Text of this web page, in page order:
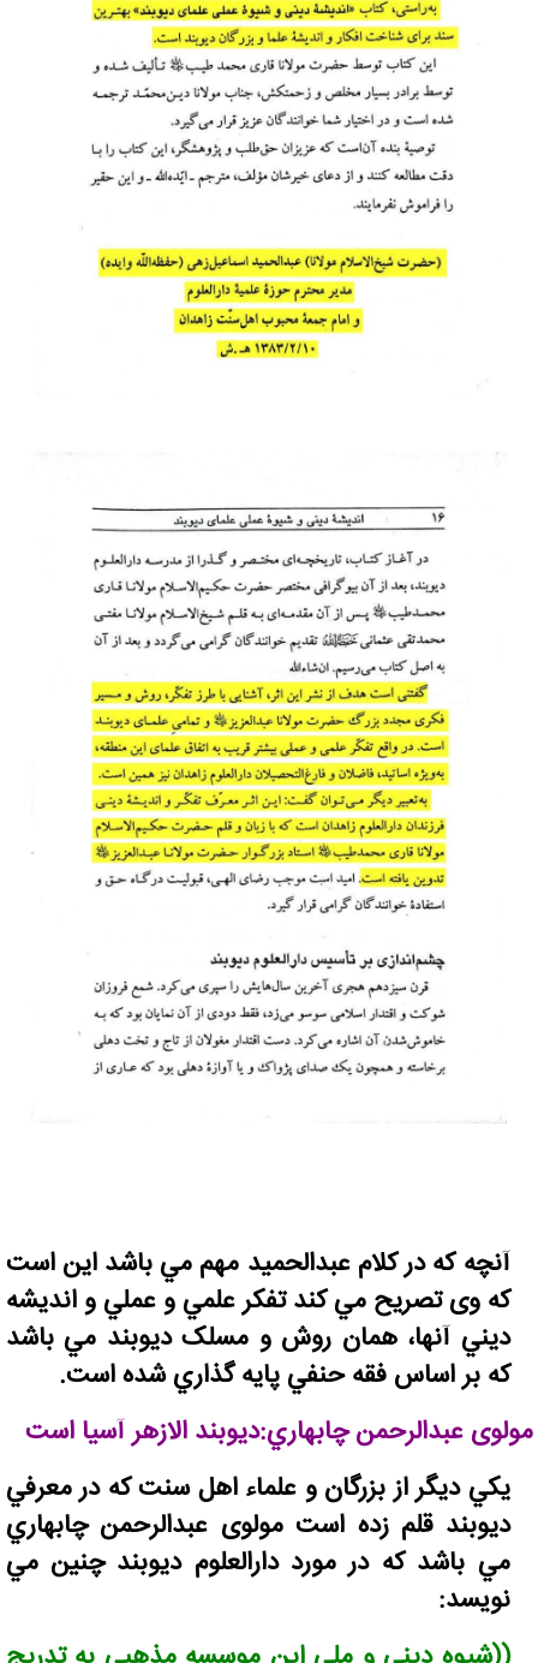
آنچه که در کلام عبدالحمید مهم مي باشد اين است
که وی تصريح مي کند تفکر علمي و عملي و انديشه
ديني آنها، همان روش و مسلک ديوبند مي باشد
که بر اساس فقه حنفي پايه گذاري شده است.
مولوی عبدالرحمن چابهاري:ديوبند الازهر آسيا است
يکي ديگر از بزرگان و علماء اهل سنت که در معرفي
ديوبند قلم زده است مولوی عبدالرحمن چابهاري
مي باشد که در مورد دارالعلوم ديوبند چنين مي
نویسد: